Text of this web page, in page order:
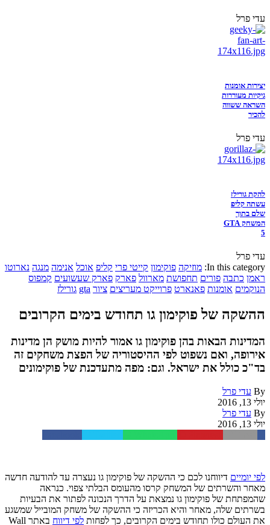
עדי פרל
יצירות אומנות
גיקיות מעוררות
השראה ששווה
להכיר
עדי פרל
להקת גורילז
עשתה קליפ
שלם בתוך
המשחק GTA
5
עדי פרל
In this category: מוזיקה פוקימון קייטי פרי קליפ אוכל אנימה מנגה נארוטו
ראמן כתבה פורים תחפושת מארוול פארק פארק שעשועים קמפוס
הנוקמים אומנות פאנארט פרוייקט מעריצים ציור gta גורילז
ההשקה של פוקימון גו תחודש בימים הקרובים
המדינות הבאות בהן פוקימון גו אמור להיות מושק הן מדינות
אירופה, ואם נשפוט לפי ההיסטוריה של הפצת משחקים זה
בד"כ כולל את ישראל. וגם: מפה מתעדכנת של פוקימונים
By עדי פרל
יולי 13, 2016
By עדי פרל
יולי 13, 2016
לפי יומיים דיווחנו לכם כי ההשקה של פוקימון גו נעצרה עד להודעה חדשה
מאחר והשרתים של המשחק קרסו מהעומס הבלתי צפוי. כנראה
שהמפתחת של פוקימון גו נמצאת על הדרך הנכונה לפתור את הבעיות
בשרתים שלה, מאחר והיא הכריזה כי ההשקה של משחק המובייל שמשגע
את העולם כולו תחודש בימים הקרובים, כך לפחות לפי דיווח באתר Wall